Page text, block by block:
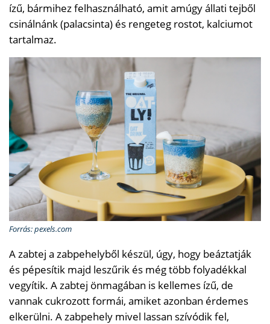
ízű, bármihez felhasználható, amit amúgy állati tejből
csinálnánk (palacsinta) és rengeteg rostot, kalciumot
tartalmaz.
Forrás: pexels.com
A zabtej a zabpehelyből készül, úgy, hogy beáztatják
és pépesítik majd leszűrik és még több folyadékkal
vegyítik. A zabtej önmagában is kellemes ízű, de
vannak cukrozott formái, amiket azonban érdemes
elkerülni. A zabpehely mivel lassan szívódik fel,